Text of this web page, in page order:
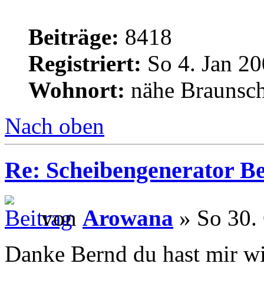
Beiträge: 8418
Registriert: So 4. Jan
Wohnort: nähe
Nach oben
Re: Scheibengenerator
von Arowana » So
Danke Bernd du hast mir